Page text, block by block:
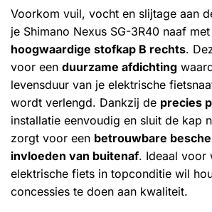
Voorkom vuil, vocht en slijtage aan
je Shimano Nexus SG-3R40 naaf
hoogwaardige stofkap B rechts.
voor een duurzame afdichting
levensduur van je elektrische
wordt verlengd. Dankzij de precies
installatie eenvoudig en sluit de kap
zorgt voor een betrouwbare
invloeden van buitenaf. Ideaal voor
elektrische fiets in topconditie wil
concessies te doen aan kwaliteit.